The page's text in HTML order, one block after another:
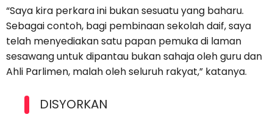
“Saya kira perkara ini bukan sesuatu yang baharu.
Sebagai contoh, bagi pembinaan sekolah daif, saya
telah menyediakan satu papan pemuka di laman
sesawang untuk dipantau bukan sahaja oleh guru dan
Ahli Parlimen, malah oleh seluruh rakyat,” katanya.
DISYORKAN